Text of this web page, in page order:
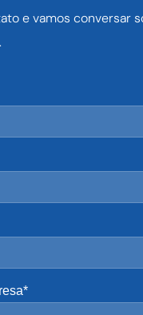
e vamos conversar